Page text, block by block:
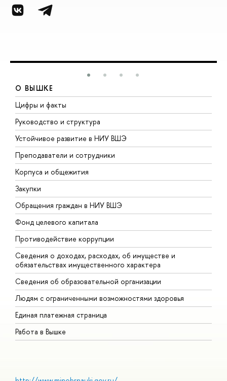
О ВЫШКЕ
Цифры и факты
Руководство и структура
Устойчивое развитие в НИУ ВШЭ
Преподаватели и сотрудники
Корпуса и общежития
Закупки
Обращения граждан в НИУ ВШЭ
Фонд целевого капитала
Противодействие коррупции
Сведения о доходах, расходах, об имуществе и
обязательствах имущественного характера
Сведения об образовательной организации
Людям с ограниченными возможностями здоровья
Единая платежная страница
Работа в Вышке